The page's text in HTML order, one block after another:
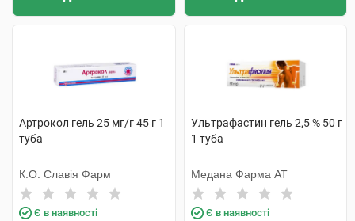
Артрокол гель 25 мг/г 45 г 1
туба
К.О. Славія Фарм
Є в наявності
Ультрафастин гель 2,5 % 50 г
1 туба
Медана Фарма АТ
Є в наявності